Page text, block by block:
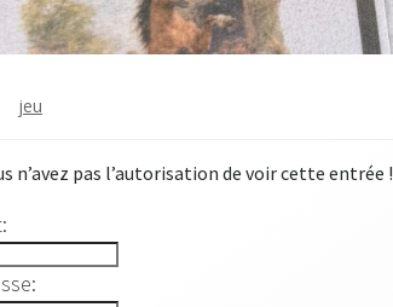
jeu
n’avez pas l’autorisation de voir cette entrée !